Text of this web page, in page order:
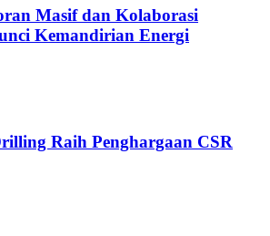
Masif dan Kolaborasi
Kemandirian Energi
Raih Penghargaan CSR